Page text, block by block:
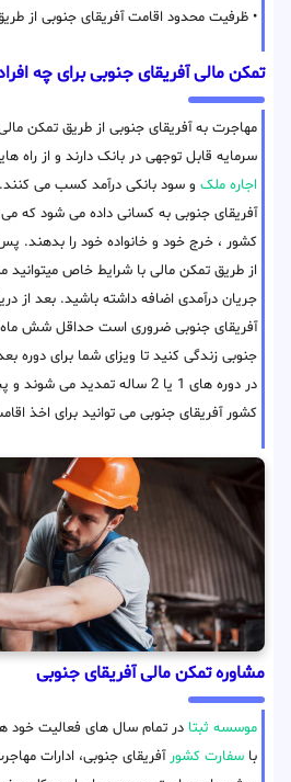
• ظرفیت محدود اقامت آفریقای جنوبی از
تمکن مالی آفریقای جنوبی برای چه
مهاجرت به آفریقای جنوبی از طریق تمکن
سرمایه قابل توجهی در بانک دارند و از راه
اجاره ملک و سود بانکی درآمد کسب می کنند.
آفریقای جنوبی به کسانی داده می شود که می
کشور ، خرج خود و خانواده خود را بدهند.
از طریق تمکن مالی با شرایط خاص
جریان درآمدی اضافه داشته باشید. بعد از
آفریقای جنوبی ضروری است حداقل شش ماه
جنوبی زندگی کنید تا ویزای شما برای دوره
کشور آفریقای جنوبی می توانید برای اخذ
مشاوره تمکن مالی آفریقای جنوبی
موسسه ثبتا در تمام سال های فعالیت خود
با سفارت کشورآفریقای جنوبی، ادارات